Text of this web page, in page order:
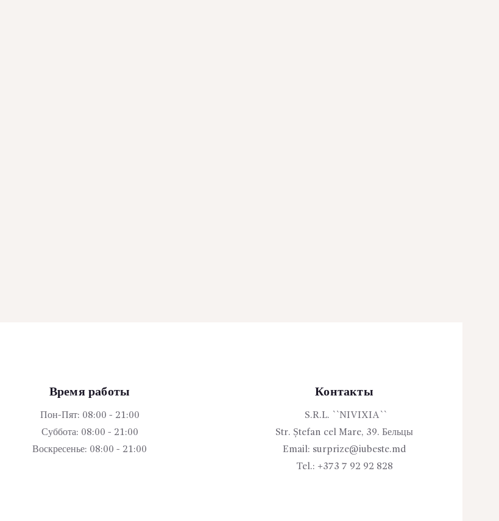
Время работы
Пон-Пят: 08:00 - 21:00
Суббота: 08:00 - 21:00
Воскресенье: 08:00 - 21:00
Контакты
S.R.L. ``NIVIXIA``
Str. Ștefan cel Mare, 39. Бельцы
Email: surprize@iubeste.md
Tel.: +373 7 92 92 828